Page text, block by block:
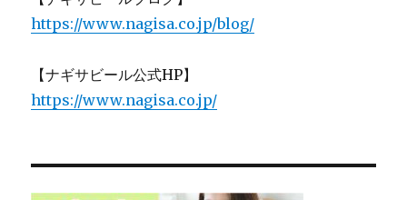
https://www.nagisa.co.jp/blog/
【ナギサビール公式HP】
https://www.nagisa.co.jp/